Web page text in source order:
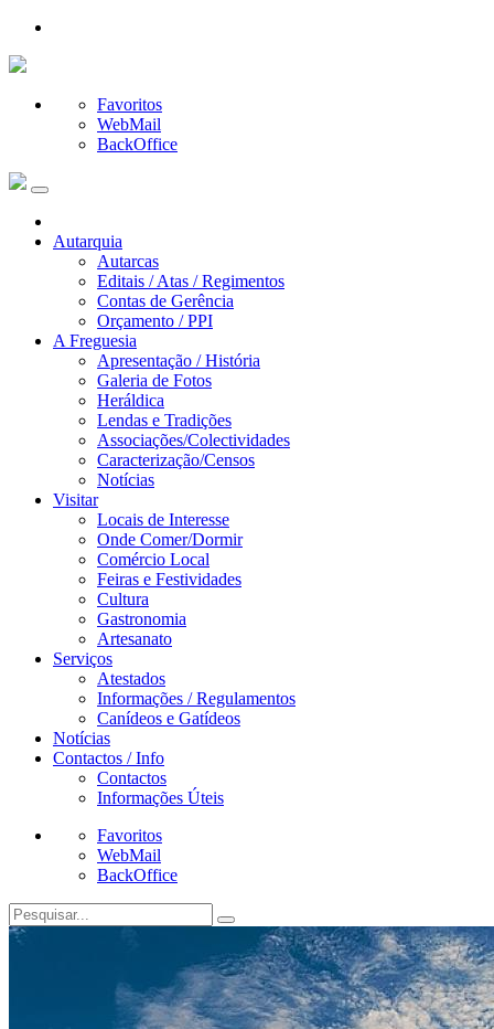
Favoritos
WebMail
BackOffice
Autarquia
Autarcas
Editais / Atas / Regimentos
Contas de Gerência
Orçamento / PPI
A Freguesia
Apresentação / História
Galeria de Fotos
Heráldica
Lendas e Tradições
Associações/Colectividades
Caracterização/Censos
Notícias
Visitar
Locais de Interesse
Onde Comer/Dormir
Comércio Local
Feiras e Festividades
Cultura
Gastronomia
Artesanato
Serviços
Atestados
Informações / Regulamentos
Canídeos e Gatídeos
Notícias
Contactos / Info
Contactos
Informações Úteis
Favoritos
WebMail
BackOffice